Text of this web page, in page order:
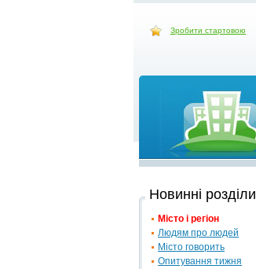
Зробити стартовою
Новинні розділи
Місто і регіон
Людям про людей
Місто говорить
Опитування тижня